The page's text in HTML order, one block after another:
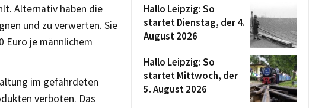
Alternativ haben die
und zu verwerten. Sie
Euro je männlichem
im gefährdeten
verboten. Das
Hallo Leipzig: So
startet Dienstag, der 4.
August 2026
Hallo Leipzig: So
startet Mittwoch, der
5. August 2026